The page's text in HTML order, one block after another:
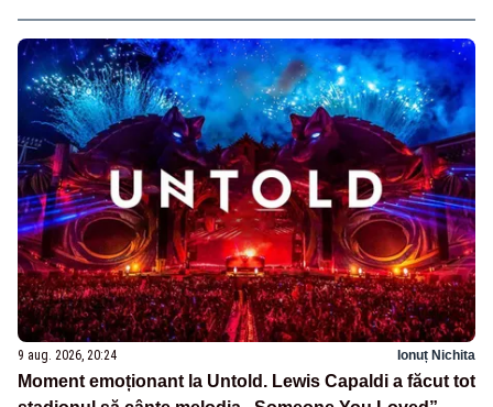
9 aug. 2026, 20:24 Ionuț Nichita
Moment emoționant la Untold. Lewis Capaldi a făcut tot